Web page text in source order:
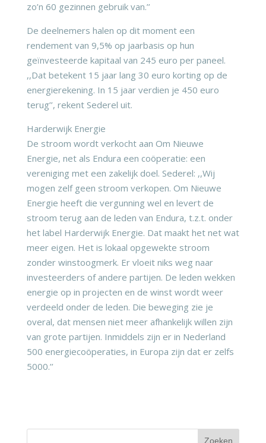
zo’n 60 gezinnen gebruik van.’’
De deelnemers halen op dit moment een
rendement van 9,5% op jaarbasis op hun
geïnvesteerde kapitaal van 245 euro per paneel.
,,Dat betekent 15 jaar lang 30 euro korting op de
energierekening. In 15 jaar verdien je 450 euro
terug’’, rekent Sederel uit.
Harderwijk Energie
De stroom wordt verkocht aan Om Nieuwe
Energie, net als Endura een coöperatie: een
vereniging met een zakelijk doel. Sederel: ,,Wij
mogen zelf geen stroom verkopen. Om Nieuwe
Energie heeft die vergunning wel en levert de
stroom terug aan de leden van Endura, t.z.t. onder
het label Harderwijk Energie. Dat maakt het net wat
meer eigen. Het is lokaal opgewekte stroom
zonder winstoogmerk. Er vloeit niks weg naar
investeerders of andere partijen. De leden wekken
energie op in projecten en de winst wordt weer
verdeeld onder de leden. Die beweging zie je
overal, dat mensen niet meer afhankelijk willen zijn
van grote partijen. Inmiddels zijn er in Nederland
500 energiecoöperaties, in Europa zijn dat er zelfs
5000.’’